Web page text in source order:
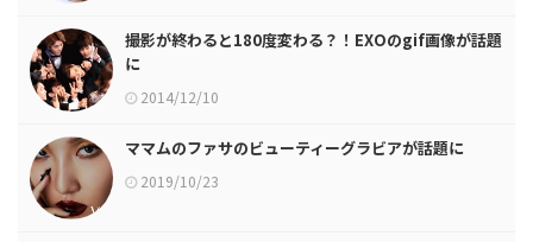
撮影が終わると180度変わる？！EXOのgif画像が話題
に
2014/12/10
ママムのファサのビューティーグラビアが話題に
2019/10/23